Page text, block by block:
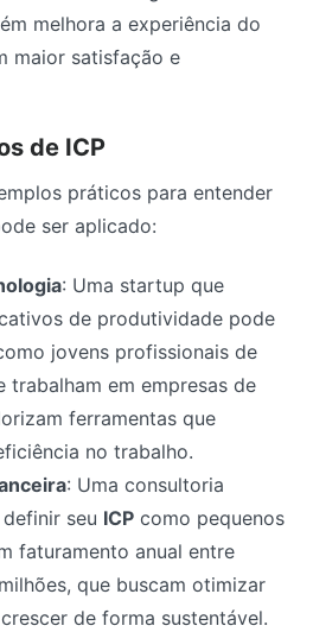
melhora a experiência do
maior satisfação e
de ICP
práticos para entender
ser aplicado:
: Uma startup que
de produtividade pode
jovens profissionais de
trabalham em empresas de
ferramentas que
no trabalho.
: Uma consultoria
seu ICP como pequenos
faturamento anual entre
que buscam otimizar
de forma sustentável.